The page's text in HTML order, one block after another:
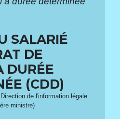
SALARIÉ
DE
DURÉE
(CDD)
de l'information légale
ministre)